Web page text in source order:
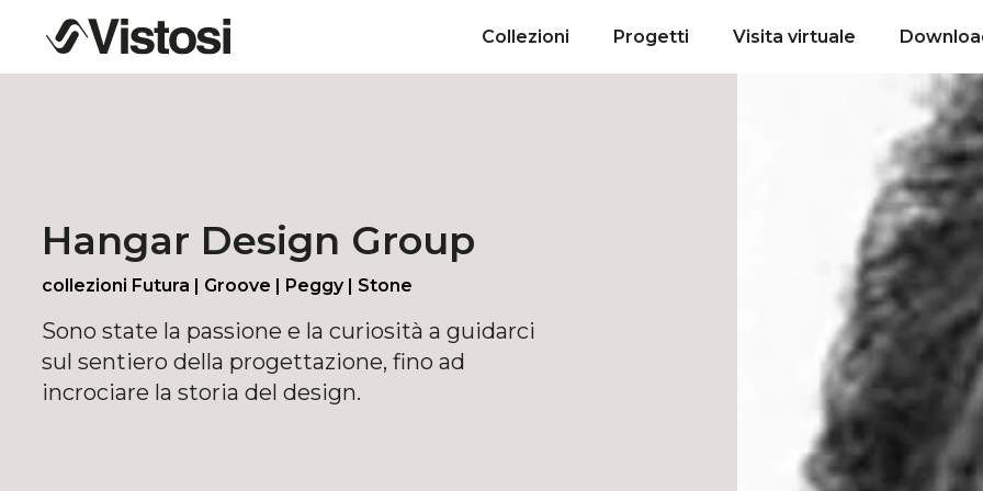
Collezioni Progetti Visita virtuale
Hangar Design Group
collezioni Futura | Groove | Peggy | Stone
Sono state la passione e la curiosità a guidarci
sul sentiero della progettazione, fino ad
incrociare la storia del design.